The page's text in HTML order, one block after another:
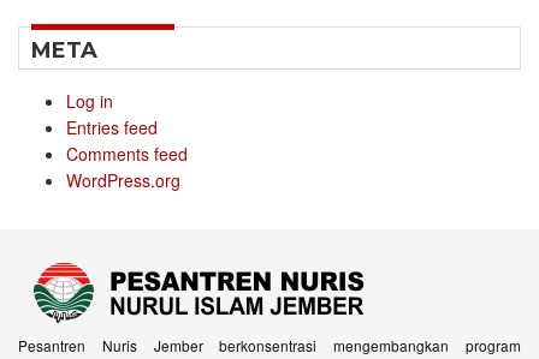
META
Log in
Entries feed
Comments feed
WordPress.org
Pesantren Nuris Jember berkonsentrasi mengembangkan program